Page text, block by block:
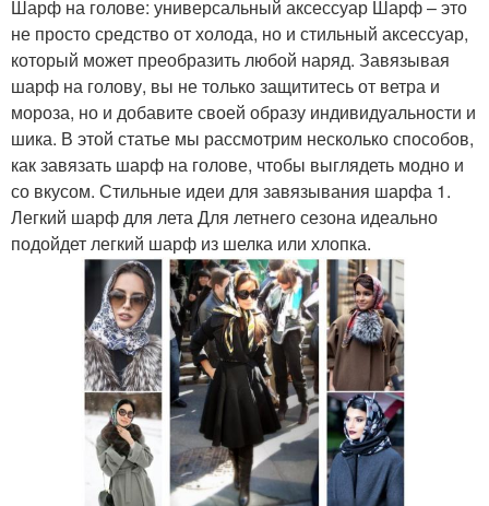
Шарф на голове: универсальный аксессуар Шарф – это
не просто средство от холода, но и стильный аксессуар,
который может преобразить любой наряд. Завязывая
шарф на голову, вы не только защититесь от ветра и
мороза, но и добавите своей образу индивидуальности и
шика. В этой статье мы рассмотрим несколько способов,
как завязать шарф на голове, чтобы выглядеть модно и
со вкусом. Стильные идеи для завязывания шарфа 1.
Легкий шарф для лета Для летнего сезона идеально
подойдет легкий шарф из шелка или хлопка.